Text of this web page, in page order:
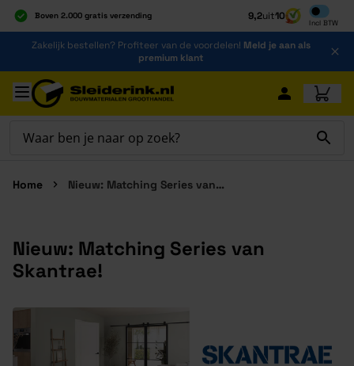
Boven 2.000 gratis verzending
Al 40 jaar dé specialist
Alles onder één dak
9,2uit10
Incl BTW
Inclusief
Ga naar de inhoud
Zakelijk bestellen? Profiteer van de voordelen! Meld je aan als
premium klant
Ga naar hoofdinhoud
Home Nieuw: Matching Series van Skantrae!
Nieuw: Matching Series van
Skantrae!